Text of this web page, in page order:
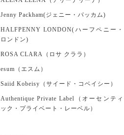
Jenny Packham(ジェニー・パッカム)
HALFPENNY LONDON(ハーフペニー・
ロンドン)
ROSA CLARA（ロサ クララ）
esum（エスム）
Saiid Kobeisy（サイード・コベイシー）
Authentique Private Label（オーセンティ
ック・プライベート・レーベル）